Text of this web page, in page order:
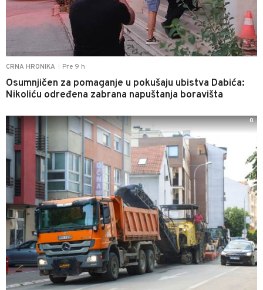
CRNA HRONIKA Pre 9 h
Osumnjičen za pomaganje u pokušaju ubistva Dabića:
Nikoliću određena zabrana napuštanja boravišta
0